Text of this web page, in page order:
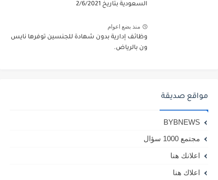
السعودية بتاريخ 2/6/2021
منذ بضع اعوام
وظائف إدارية بدون شهادة للجنسين توفرها نايس
ون بالرياض.
مواقع صديقة
BYBNEWS
مجتمع 1000 سؤال
اعلانك هنا
اعلاك هنا